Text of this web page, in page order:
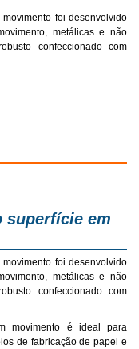
foi desenvolvido
metálicas e não
confeccionado com
superfície em
foi desenvolvido
metálicas e não
confeccionado com
movimento é ideal para
de fabricação de papel e